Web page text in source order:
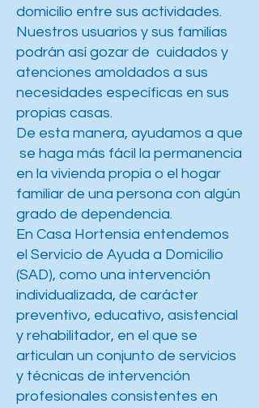
domicilio entre sus actividades.
Nuestros usuarios y sus familias
podrán así gozar de cuidados y
atenciones amoldados a sus
necesidades específicas en sus
propias casas.
De esta manera, ayudamos a que
se haga más fácil la permanencia
en la vivienda propia o el hogar
familiar de una persona con algún
grado de dependencia.
En Casa Hortensia entendemos
el Servicio de Ayuda a Domicilio
(SAD), como una intervención
individualizada, de carácter
preventivo, educativo, asistencial
y rehabilitador, en el que se
articulan un conjunto de servicios
y técnicas de intervención
profesionales consistentes en